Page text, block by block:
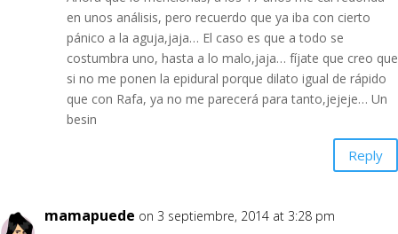
en unos análisis, pero recuerdo que ya iba con cierto
pánico a la aguja,jaja… El caso es que a todo se
costumbra uno, hasta a lo malo,jaja… fíjate que creo que
si no me ponen la epidural porque dilato igual de rápido
que con Rafa, ya no me parecerá para tanto,jejeje… Un
besin
Reply
mamapuede on 3 septiembre, 2014 at 3:28 pm